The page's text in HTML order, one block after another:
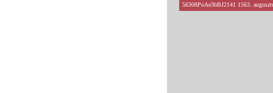
56308PoAe3bBJ2141 1563.